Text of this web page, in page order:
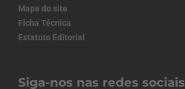
Mapa do site
Ficha Técnica
Estatuto Editorial
Siga-nos nas redes sociais